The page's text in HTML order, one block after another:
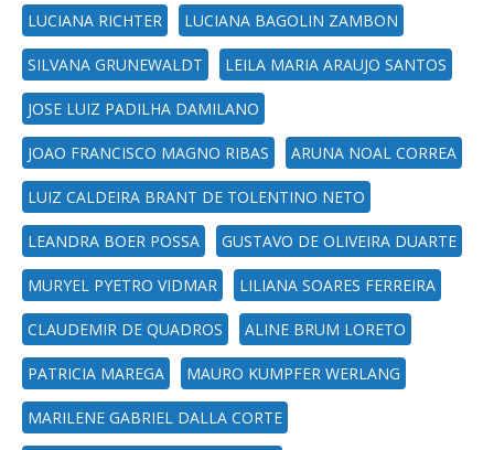
LUCIANA RICHTER LUCIANA BAGOLIN ZAMBON
SILVANA GRUNEWALDT LEILA MARIA ARAUJO SANTOS
JOSE LUIZ PADILHA DAMILANO
JOAO FRANCISCO MAGNO RIBAS ARUNA NOAL CORREA
LUIZ CALDEIRA BRANT DE TOLENTINO NETO
LEANDRA BOER POSSA GUSTAVO DE OLIVEIRA DUARTE
MURYEL PYETRO VIDMAR LILIANA SOARES FERREIRA
CLAUDEMIR DE QUADROS ALINE BRUM LORETO
PATRICIA MAREGA MAURO KUMPFER WERLANG
MARILENE GABRIEL DALLA CORTE